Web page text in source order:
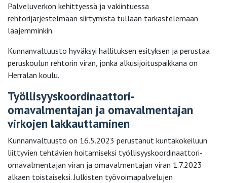
Palveluverkon kehittyessä ja vakiintuessa
rehtorijärjestelmään siirtymistä tullaan tarkastelemaan
laajemminkin.
Kunnanvaltuusto hyväksyi hallituksen esityksen ja perustaa
peruskoulun rehtorin viran, jonka alkusijoituspaikkana on
Herralan koulu.
Työllisyyskoordinaattori-
omavalmentajan ja omavalmentajan
virkojen lakkauttaminen
Kunnanvaltuusto on 16.5.2023 perustanut kuntakokeiluun
liittyvien tehtävien hoitamiseksi työllisyyskoordinaattori-
omavalmentajan viran ja omavalmentajan viran 1.7.2023
alkaen toistaiseksi. Julkisten työvoimapalvelujen